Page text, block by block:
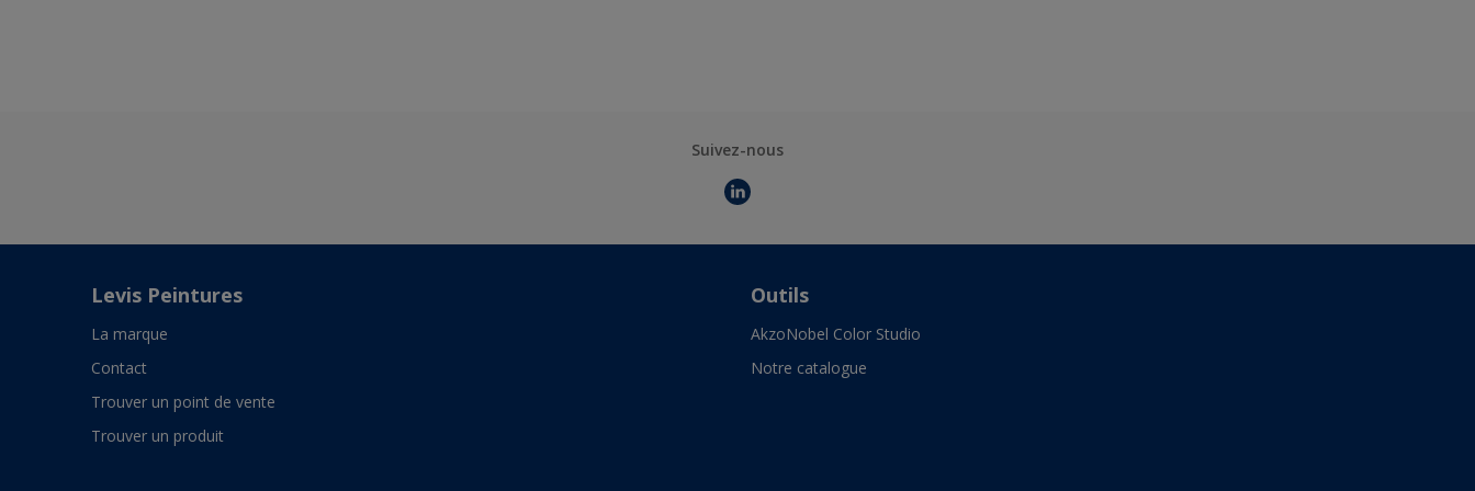
Suivez-nous
Levis Peintures
La marque
Contact
Trouver un point de vente
Trouver un produit
Outils
AkzoNobel Color Studio
Notre catalogue